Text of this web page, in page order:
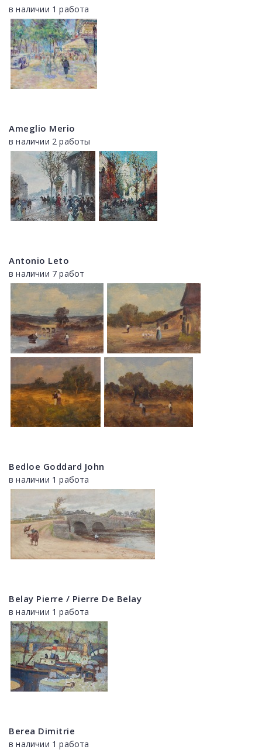
в наличии 1 работа
Ameglio Merio
в наличии 2 работы
Antonio Leto
в наличии 7 работ
Bedloe Goddard John
в наличии 1 работа
Belay Pierre / Pierre De Belay
в наличии 1 работа
Berea Dimitrie
в наличии 1 работа